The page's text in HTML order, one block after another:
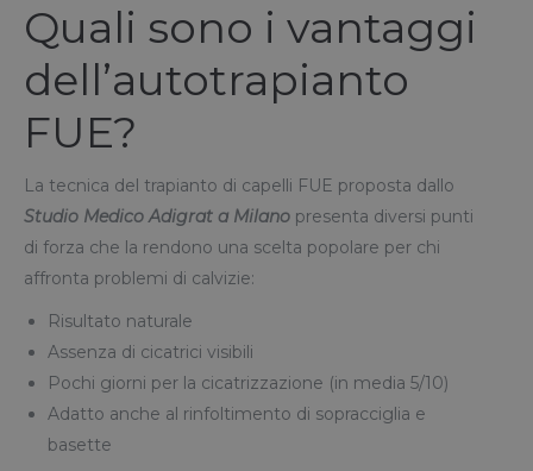
Quali sono i vantaggi
dell’autotrapianto
FUE?
La tecnica del trapianto di capelli FUE proposta dallo
Studio Medico Adigrat a Milano presenta diversi punti
di forza che la rendono una scelta popolare per chi
affronta problemi di calvizie:
Risultato naturale
Assenza di cicatrici visibili
Pochi giorni per la cicatrizzazione (in media 5/10)
Adatto anche al rinfoltimento di sopracciglia e
basette